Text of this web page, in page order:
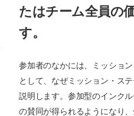
たはチーム全員の
す。
参加者のなかには、ミッショ
として、なぜミッション・ス
説明します。参加型のインク
の賛同が得られるようになり